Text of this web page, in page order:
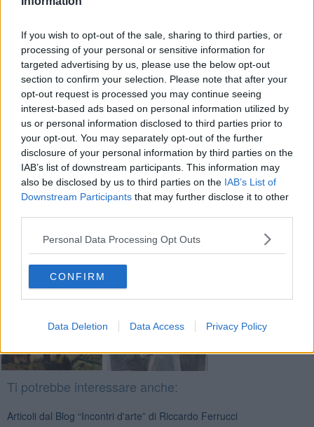
If you wish to opt-out of the sale, sharing to third parties, or
processing of your personal or sensitive information for
targeted advertising by us, please use the below opt-out
section to confirm your selection. Please note that after your
opt-out request is processed you may continue seeing
interest-based ads based on personal information utilized by
us or personal information disclosed to third parties prior to
your opt-out. You may separately opt-out of the further
disclosure of your personal information by third parties on the
IAB’s list of downstream participants. This information may
also be disclosed by us to third parties on the IAB’s List of
Downstream Participants that may further disclose it to other
Personal Data Processing Opt Outs
CONFIRM
Data Deletion Data Access Privacy Policy
Paloscia, Alessandro Parronchi, Aglauco Casadio, Fernando
Prattichizzo, Valerio Vallini, Marco Moretti, Carlo Pedretti e tanti
altri.
Riccardo Ferrucci
Riccardo Ferrucci
Se vuoi leggere le notizie principali della Toscana iscriviti alla
Newsletter QUInews - ToscanaMedia.Arriva gratis tutti i giorni
Basta cliccareQUI
Fotogallery
Ti potrebbe interessare anche:
Articoli dal Blog “Incontri d'arte” di Riccardo Ferrucci